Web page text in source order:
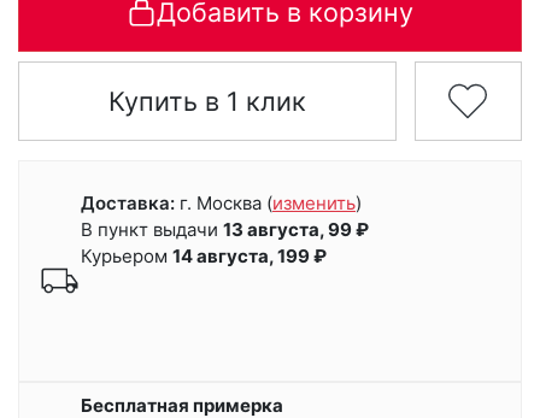
Добавить в корзину
Купить в 1 клик
Доставка: г. Москва (изменить)
В пункт выдачи 13 августа, 99 ₽
Курьером 14 августа, 199 ₽
Бесплатная примерка